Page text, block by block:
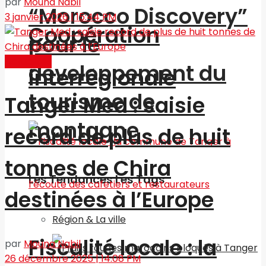
“Morocco Discovery”
pour le
développement du
tourisme de
montagne
Les Tendances Les Tags
Région & La ville
Coopération
interrégionale
Fiscalité locale : la
3 janvier 2026 | 15:44 PM
Tanger Med : saisie
record de plus de huit
tonnes de Chira
destinées à l’Europe
par Mouna Nabil
26 décembre 2025 | 14:08 PM